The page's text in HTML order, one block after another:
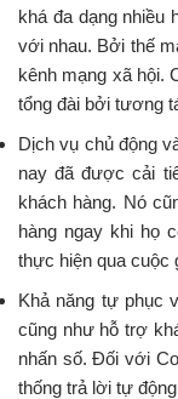
khá đa dạng nhiều
với nhau. Bởi thế
kênh mạng xã hội.
tổng đài bởi tương
Dịch vụ chủ động
nay đã được cải
khách hàng. Nó
hàng ngay khi họ
thực hiện qua cuộc
Khả năng tự phục
cũng như hỗ trợ
nhấn số. Đối với
thống trả lời tự